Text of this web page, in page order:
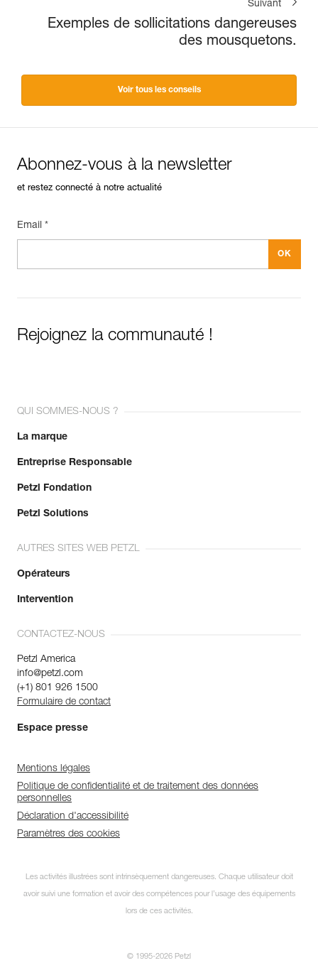
Suivant
Exemples de sollicitations dangereuses
des mousquetons.
Voir tous les conseils
Abonnez-vous à la newsletter
et restez connecté à notre actualité
Email *
Rejoignez la communauté !
QUI SOMMES-NOUS ?
La marque
Entreprise Responsable
Petzl Fondation
Petzl Solutions
AUTRES SITES WEB PETZL
Opérateurs
Intervention
CONTACTEZ-NOUS
Petzl America
info@petzl.com
(+1) 801 926 1500
Formulaire de contact
Espace presse
Mentions légales
Politique de confidentialité et de traitement des données
personnelles
Déclaration d'accessibilité
Paramètres des cookies
Les activités illustrées sont intrinsèquement dangereuses. Chaque utilisateur doit
avoir suivi une formation et avoir des compétences pour l’usage des équipements
lors de ces activités.
© 1995-2026 Petzl